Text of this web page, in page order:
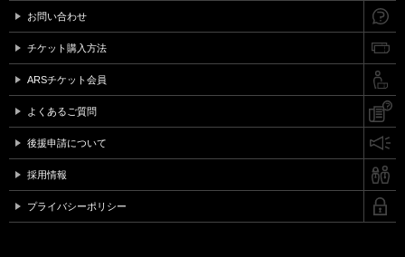
お問い合わせ
チケット購入方法
ARSチケット会員
よくあるご質問
後援申請について
採用情報
プライバシーポリシー